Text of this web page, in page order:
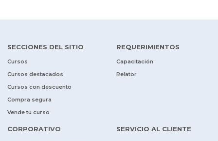
SECCIONES DEL SITIO
Cursos
Cursos destacados
Cursos con descuento
Compra segura
Vende tu curso
REQUERIMIENTOS
Capacitación
Relator
CORPORATIVO SERVICIO AL CLIENTE